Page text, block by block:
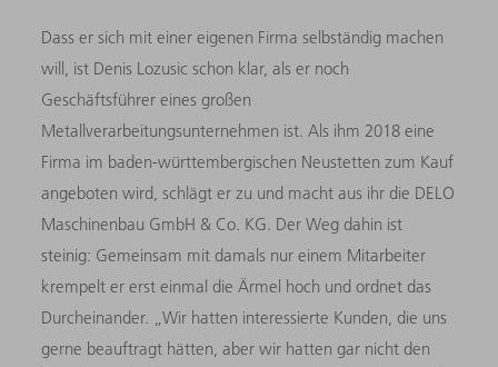
Dass er sich mit einer eigenen Firma selbständig machen
will, ist Denis Lozusic schon klar, als er noch
Geschäftsführer eines großen
Metallverarbeitungsunternehmen ist. Als ihm 2018 eine
Firma im baden-württembergischen Neustetten zum Kauf
angeboten wird, schlägt er zu und macht aus ihr die DELO
Maschinenbau GmbH & Co. KG. Der Weg dahin ist
steinig: Gemeinsam mit damals nur einem Mitarbeiter
krempelt er erst einmal die Ärmel hoch und ordnet das
Durcheinander. „Wir hatten interessierte Kunden, die uns
gerne beauftragt hätten, aber wir hatten gar nicht den